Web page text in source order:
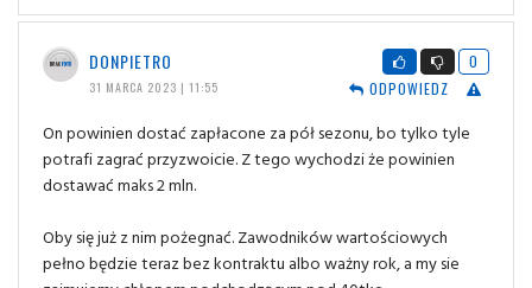
DONPIETRO
31 MARCA 2023 | 11:55
0
ODPOWIEDZ
On powinien dostać zapłacone za pół sezonu, bo tylko tyle
potrafi zagrać przyzwoicie. Z tego wychodzi że powinien
dostawać maks 2 mln.
Oby się już z nim pożegnać. Zawodników wartościowych
pełno będzie teraz bez kontraktu albo ważny rok, a my sie